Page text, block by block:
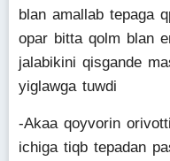
blan amallab tepaga
opar bitta qolm blan
jalabikini qisgande
yiglawga tuwdi
-Akaa qoyvorin
ichiga tiqb tepadan